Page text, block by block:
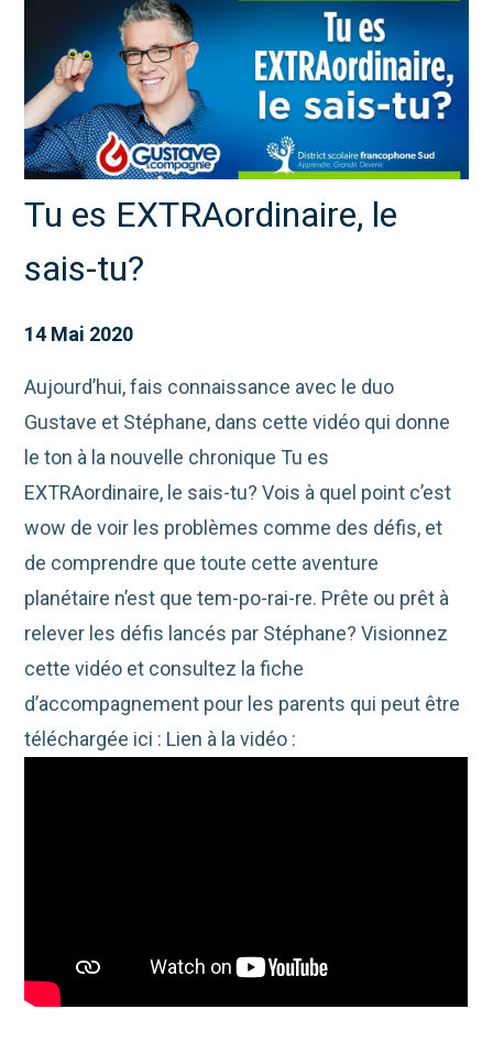
Tu es EXTRAordinaire, le
sais-tu?
14 Mai 2020
Aujourd’hui, fais connaissance avec le duo
Gustave et Stéphane, dans cette vidéo qui donne
le ton à la nouvelle chronique Tu es
EXTRAordinaire, le sais-tu? Vois à quel point c’est
wow de voir les problèmes comme des défis, et
de comprendre que toute cette aventure
planétaire n’est que tem-po-rai-re. Prête ou prêt à
relever les défis lancés par Stéphane? Visionnez
cette vidéo et consultez la fiche
d’accompagnement pour les parents qui peut être
téléchargée ici : Lien à la vidéo :